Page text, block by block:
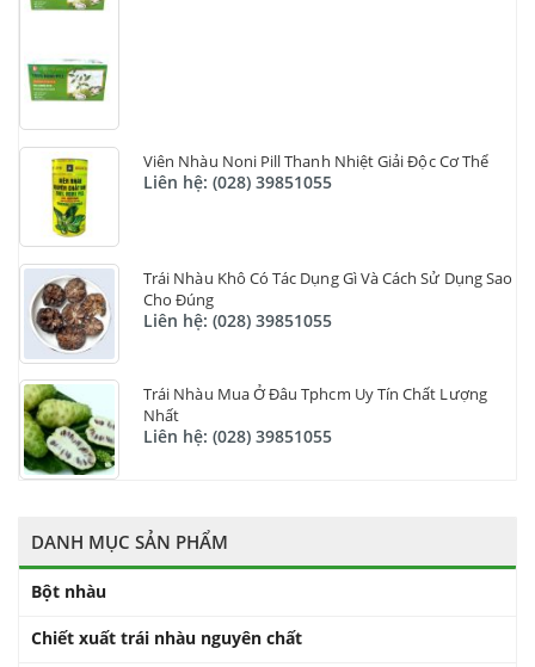
Viên Nhàu Noni Pill Thanh Nhiệt Giải Độc Cơ Thể
Liên hệ: (028) 39851055
Trái Nhàu Khô Có Tác Dụng Gì Và Cách Sử Dụng Sao
Cho Đúng
Liên hệ: (028) 39851055
Trái Nhàu Mua Ở Đâu Tphcm Uy Tín Chất Lượng
Nhất
Liên hệ: (028) 39851055
DANH MỤC SẢN PHẨM
Bột nhàu
Chiết xuất trái nhàu nguyên chất